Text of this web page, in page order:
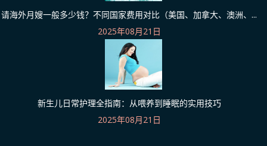
请海外月嫂一般多少钱？不同国家费用对比（美国、加拿大、澳洲、...
2025年08月21日
新生儿日常护理全指南：从喂养到睡眠的实用技巧
2025年08月21日